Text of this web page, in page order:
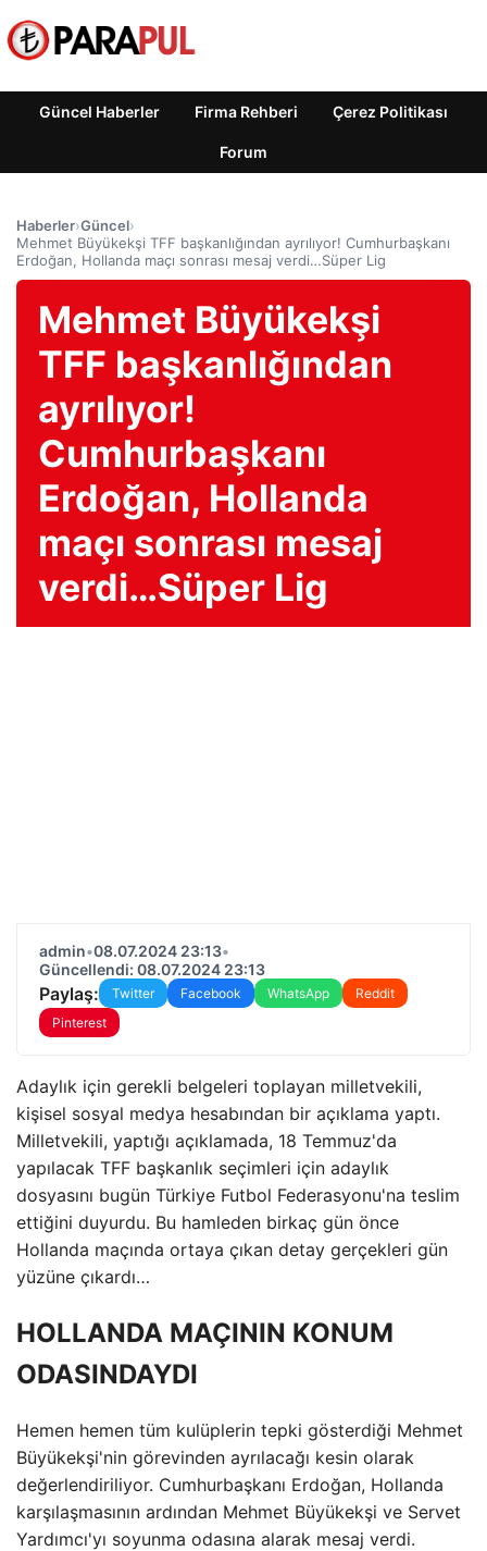
Güncel Haberler Firma Rehberi Çerez Politikası
Forum
Haberler›Güncel›
Mehmet Büyükekşi TFF başkanlığından ayrılıyor! Cumhurbaşkanı
Erdoğan, Hollanda maçı sonrası mesaj verdi…Süper Lig
Mehmet Büyükekşi
TFF başkanlığından
ayrılıyor!
Cumhurbaşkanı
Erdoğan, Hollanda
maçı sonrası mesaj
verdi…Süper Lig
admin•08.07.2024 23:13•
Güncellendi: 08.07.2024 23:13
Paylaş: Twitter Facebook WhatsApp
Reddit
Pinterest
Adaylık için gerekli belgeleri toplayan milletvekili,
kişisel sosyal medya hesabından bir açıklama yaptı.
Milletvekili, yaptığı açıklamada, 18 Temmuz'da
yapılacak TFF başkanlık seçimleri için adaylık
dosyasını bugün Türkiye Futbol Federasyonu'na teslim
ettiğini duyurdu. Bu hamleden birkaç gün önce
Hollanda maçında ortaya çıkan detay gerçekleri gün
yüzüne çıkardı…
HOLLANDA MAÇININ KONUM
ODASINDAYDI
Hemen hemen tüm kulüplerin tepki gösterdiği Mehmet
Büyükekşi'nin görevinden ayrılacağı kesin olarak
değerlendiriliyor. Cumhurbaşkanı Erdoğan, Hollanda
karşılaşmasının ardından Mehmet Büyükekşi ve Servet
Yardımcı'yı soyunma odasına alarak mesaj verdi.